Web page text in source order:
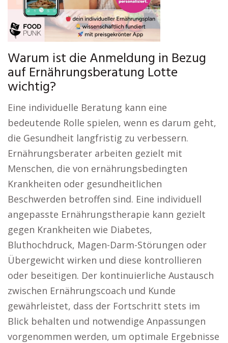
Warum ist die Anmeldung in Bezug
auf Ernährungsberatung Lotte
wichtig?
Eine individuelle Beratung kann eine
bedeutende Rolle spielen, wenn es darum geht,
die Gesundheit langfristig zu verbessern.
Ernährungsberater arbeiten gezielt mit
Menschen, die von ernährungsbedingten
Krankheiten oder gesundheitlichen
Beschwerden betroffen sind. Eine individuell
angepasste Ernährungstherapie kann gezielt
gegen Krankheiten wie Diabetes,
Bluthochdruck, Magen-Darm-Störungen oder
Übergewicht wirken und diese kontrollieren
oder beseitigen. Der kontinuierliche Austausch
zwischen Ernährungscoach und Kunde
gewährleistet, dass der Fortschritt stets im
Blick behalten und notwendige Anpassungen
vorgenommen werden, um optimale Ergebnisse